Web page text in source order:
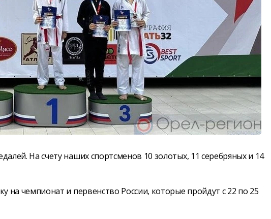
На счету наших спортсменов 10 золотых, 11 серебряных и 14
на чемпионат и первенство России, которые пройдут с 22 по 25